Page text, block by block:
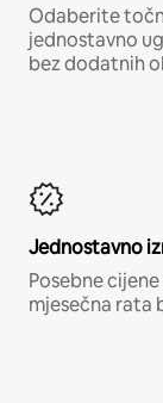
Odaberite
jednostavno
bez dodatnih
Jednostavno
Posebne
mjesečna rata